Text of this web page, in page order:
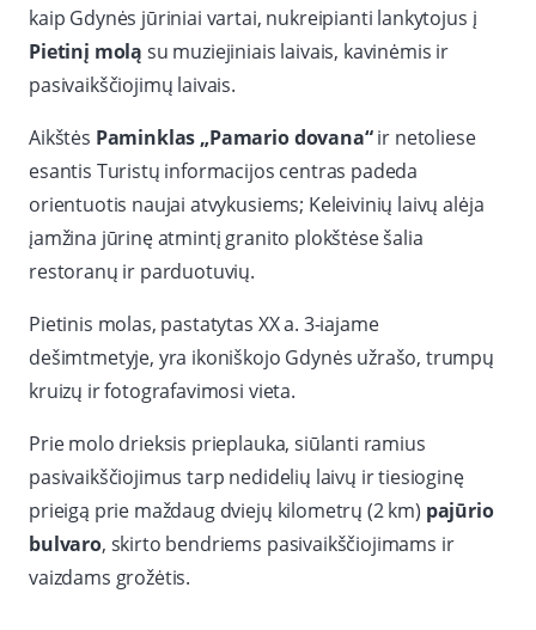
kaip Gdynės jūriniai vartai, nukreipianti lankytojus į
Pietinį molą su muziejiniais laivais, kavinėmis ir
pasivaikščiojimų laivais.
Aikštės Paminklas „Pamario dovana“ir netoliese
esantis Turistų informacijos centras padeda
orientuotis naujai atvykusiems; Keleivinių laivų alėja
įamžina jūrinę atmintį granito plokštėse šalia
restoranų ir parduotuvių.
Pietinis molas, pastatytas XX a. 3-iajame
dešimtmetyje, yra ikoniškojo Gdynės užrašo, trumpų
kruizų ir fotografavimosi vieta.
Prie molo drieksis prieplauka, siūlanti ramius
pasivaikščiojimus tarp nedidelių laivų ir tiesioginę
prieigą prie maždaug dviejų kilometrų (2 km) pajūrio
bulvaro, skirto bendriems pasivaikščiojimams ir
vaizdams grožėtis.